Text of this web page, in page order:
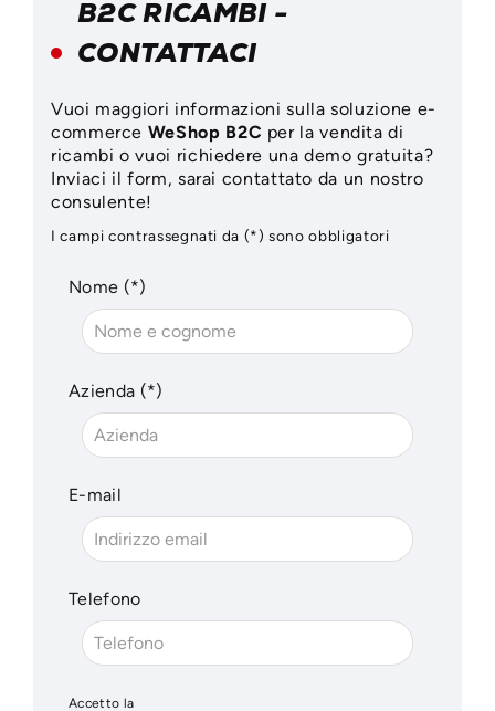
B2C RICAMBI -
CONTATTACI
Vuoi maggiori informazioni sulla soluzione e-
commerce WeShop B2C per la vendita di
ricambi o vuoi richiedere una demo gratuita?
Inviaci il form, sarai contattato da un nostro
consulente!
I campi contrassegnati da (*) sono obbligatori
Nome (*)
Azienda (*)
E-mail
Telefono
Accetto la